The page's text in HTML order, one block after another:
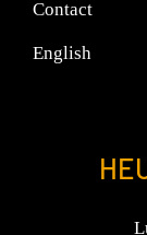
Contact
English